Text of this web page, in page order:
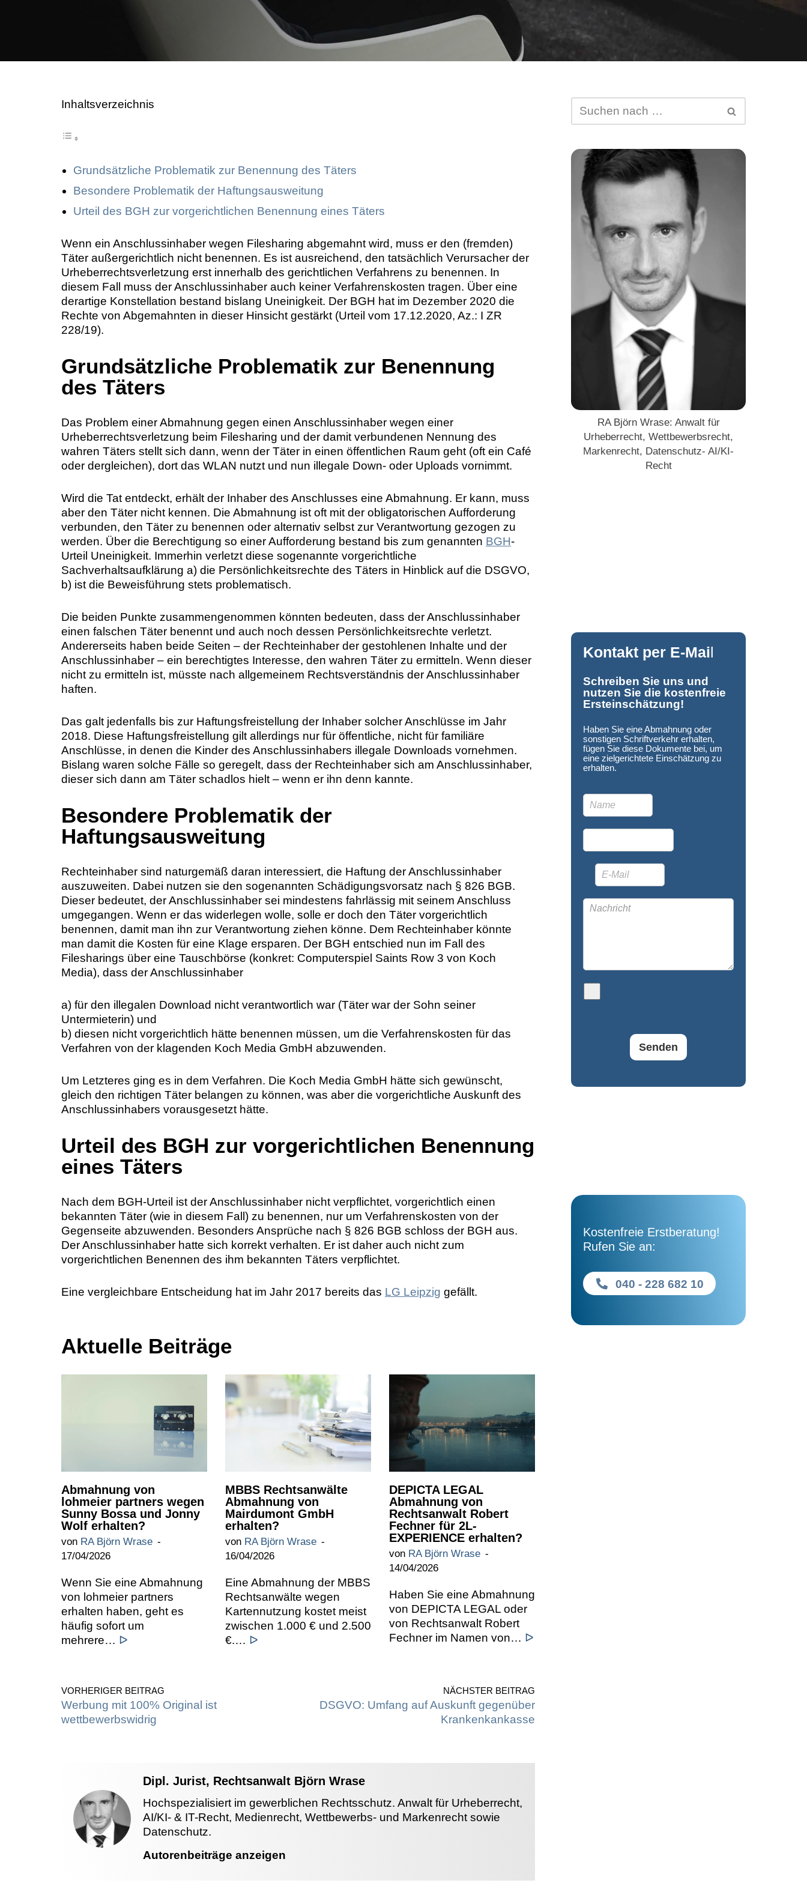
Ansprüchen
Inhaltsverzeichnis
Grundsätzliche Problematik zur Benennung des Täters
Besondere Problematik der Haftungsausweitung
Urteil des BGH zur vorgerichtlichen Benennung eines Täters
Wenn ein Anschlussinhaber wegen Filesharing abgemahnt wird, muss er den (fremden)
Täter außergerichtlich nicht benennen. Es ist ausreichend, den tatsächlich Verursacher der
Urheberrechtsverletzung erst innerhalb des gerichtlichen Verfahrens zu benennen. In
diesem Fall muss der Anschlussinhaber auch keiner Verfahrenskosten tragen. Über eine
derartige Konstellation bestand bislang Uneinigkeit. Der BGH hat im Dezember 2020 die
Rechte von Abgemahnten in dieser Hinsicht gestärkt (Urteil vom 17.12.2020, Az.: I ZR
228/19).
Grundsätzliche Problematik zur Benennung
des Täters
Das Problem einer Abmahnung gegen einen Anschlussinhaber wegen einer
Urheberrechtsverletzung beim Filesharing und der damit verbundenen Nennung des
wahren Täters stellt sich dann, wenn der Täter in einen öffentlichen Raum geht (oft ein Café
oder dergleichen), dort das WLAN nutzt und nun illegale Down- oder Uploads vornimmt.
Wird die Tat entdeckt, erhält der Inhaber des Anschlusses eine Abmahnung. Er kann, muss
aber den Täter nicht kennen. Die Abmahnung ist oft mit der obligatorischen Aufforderung
verbunden, den Täter zu benennen oder alternativ selbst zur Verantwortung gezogen zu
werden. Über die Berechtigung so einer Aufforderung bestand bis zum genannten BGH-
Urteil Uneinigkeit. Immerhin verletzt diese sogenannte vorgerichtliche
Sachverhaltsaufklärung a) die Persönlichkeitsrechte des Täters in Hinblick auf die DSGVO,
b) ist die Beweisführung stets problematisch.
Die beiden Punkte zusammengenommen könnten bedeuten, dass der Anschlussinhaber
einen falschen Täter benennt und auch noch dessen Persönlichkeitsrechte verletzt.
Andererseits haben beide Seiten – der Rechteinhaber der gestohlenen Inhalte und der
Anschlussinhaber – ein berechtigtes Interesse, den wahren Täter zu ermitteln. Wenn dieser
nicht zu ermitteln ist, müsste nach allgemeinem Rechtsverständnis der Anschlussinhaber
haften.
Das galt jedenfalls bis zur Haftungsfreistellung der Inhaber solcher Anschlüsse im Jahr
2018. Diese Haftungsfreistellung gilt allerdings nur für öffentliche, nicht für familiäre
Anschlüsse, in denen die Kinder des Anschlussinhabers illegale Downloads vornehmen.
Bislang waren solche Fälle so geregelt, dass der Rechteinhaber sich am Anschlussinhaber,
dieser sich dann am Täter schadlos hielt – wenn er ihn denn kannte.
Besondere Problematik der
Haftungsausweitung
Rechteinhaber sind naturgemäß daran interessiert, die Haftung der Anschlussinhaber
auszuweiten. Dabei nutzen sie den sogenannten Schädigungsvorsatz nach § 826 BGB.
Dieser bedeutet, der Anschlussinhaber sei mindestens fahrlässig mit seinem Anschluss
umgegangen. Wenn er das widerlegen wolle, solle er doch den Täter vorgerichtlich
benennen, damit man ihn zur Verantwortung ziehen könne. Dem Rechteinhaber könnte
man damit die Kosten für eine Klage ersparen. Der BGH entschied nun im Fall des
Filesharings über eine Tauschbörse (konkret: Computerspiel Saints Row 3 von Koch
Media), dass der Anschlussinhaber
a) für den illegalen Download nicht verantwortlich war (Täter war der Sohn seiner
Untermieterin) und
b) diesen nicht vorgerichtlich hätte benennen müssen, um die Verfahrenskosten für das
Verfahren von der klagenden Koch Media GmbH abzuwenden.
Um Letzteres ging es in dem Verfahren. Die Koch Media GmbH hätte sich gewünscht,
gleich den richtigen Täter belangen zu können, was aber die vorgerichtliche Auskunft des
Anschlussinhabers vorausgesetzt hätte.
Urteil des BGH zur vorgerichtlichen Benennung
eines Täters
Nach dem BGH-Urteil ist der Anschlussinhaber nicht verpflichtet, vorgerichtlich einen
bekannten Täter (wie in diesem Fall) zu benennen, nur um Verfahrenskosten von der
Gegenseite abzuwenden. Besonders Ansprüche nach § 826 BGB schloss der BGH aus.
Der Anschlussinhaber hatte sich korrekt verhalten. Er ist daher auch nicht zum
vorgerichtlichen Benennen des ihm bekannten Täters verpflichtet.
Eine vergleichbare Entscheidung hat im Jahr 2017 bereits das LG Leipzig gefällt.
Aktuelle Beiträge
Abmahnung von
lohmeier partners wegen
Sunny Bossa und Jonny
Wolf erhalten?
von RA Björn Wrase
17/04/2026
Wenn Sie eine Abmahnung
von lohmeier partners
erhalten haben, geht es
häufig sofort um
mehrere… ᐅ
MBBS Rechtsanwälte
Abmahnung von
Mairdumont GmbH
erhalten?
von RA Björn Wrase
16/04/2026
Eine Abmahnung der MBBS
Rechtsanwälte wegen
Kartennutzung kostet meist
zwischen 1.000 € und 2.500
€.… ᐅ
DEPICTA LEGAL
Abmahnung von
Rechtsanwalt Robert
Fechner für 2L-
EXPERIENCE erhalten?
von RA Björn Wrase
14/04/2026
Haben Sie eine Abmahnung
von DEPICTA LEGAL oder
von Rechtsanwalt Robert
Fechner im Namen von… ᐅ
VORHERIGER BEITRAG
Werbung mit 100% Original ist
wettbewerbswidrig
NÄCHSTER BEITRAG
DSGVO: Umfang auf Auskunft gegenüber
Krankenkankasse
Dipl. Jurist, Rechtsanwalt Björn Wrase
Hochspezialisiert im gewerblichen Rechtsschutz. Anwalt für Urheberrecht,
AI/KI- & IT-Recht, Medienrecht, Wettbewerbs- und Markenrecht sowie
Datenschutz.
Autorenbeiträge anzeigen
RA Björn Wrase: Anwalt für
Urheberrecht, Wettbewerbsrecht,
Markenrecht, Datenschutz- AI/KI-
Recht
Kontakt per E-Mail
Schreiben Sie uns und
nutzen Sie die kostenfreie
Ersteinschätzung!
Haben Sie eine Abmahnung oder
sonstigen Schriftverkehr erhalten,
fügen Sie diese Dokumente bei, um
eine zielgerichtete Einschätzung zu
erhalten.
Senden
Kostenfreie Erstberatung!
Rufen Sie an:
040 - 228 682 10